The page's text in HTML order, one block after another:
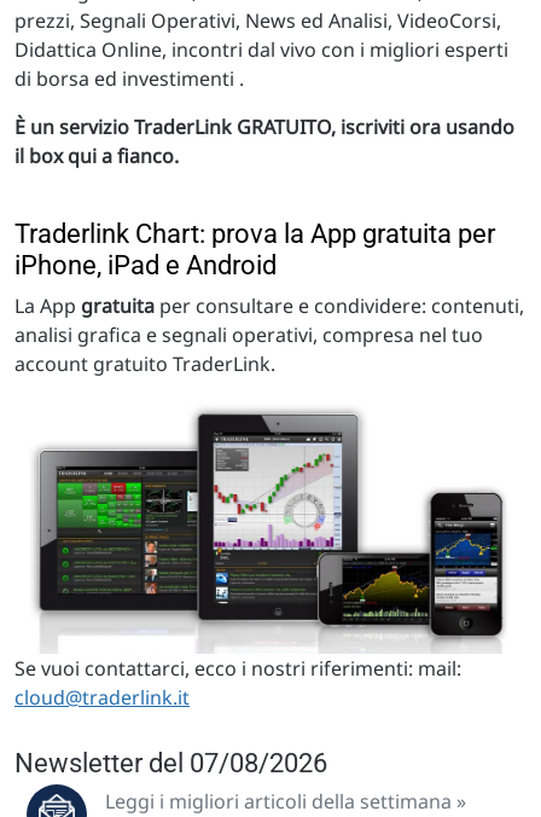
prezzi, Segnali Operativi, News ed Analisi, VideoCorsi,
Didattica Online, incontri dal vivo con i migliori esperti
di borsa ed investimenti .
È un servizio TraderLink GRATUITO, iscriviti ora usando
il box qui a fianco.
Traderlink Chart: prova la App gratuita per
iPhone, iPad e Android
La App gratuita per consultare e condividere: contenuti,
analisi grafica e segnali operativi, compresa nel tuo
account gratuito TraderLink.
Se vuoi contattarci, ecco i nostri riferimenti: mail:
cloud@traderlink.it
Newsletter del 07/08/2026
Leggi i migliori articoli della settimana »